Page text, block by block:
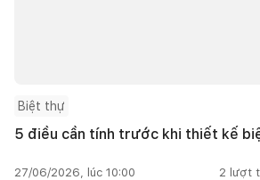
Biệt thự
5 điều cần tính trước khi thiết kế
27/06/2026, lúc 10:00 2 lượt